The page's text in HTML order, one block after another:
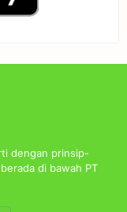
dengan prinsip-
di bawah PT